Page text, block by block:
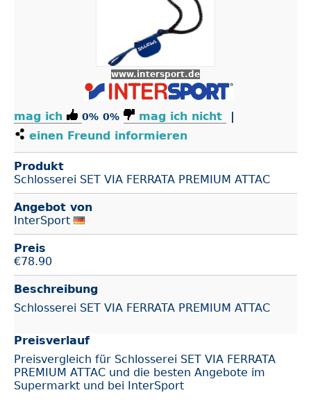
www.intersport.de
mag ich 0% 0% mag ich nicht
|
einen Freund informieren
Produkt
Schlosserei SET VIA FERRATA PREMIUM ATTAC
Angebot von
InterSport
Preis
€78.90
Beschreibung
Schlosserei SET VIA FERRATA PREMIUM ATTAC
Preisverlauf
Preisvergleich für Schlosserei SET VIA FERRATA
PREMIUM ATTAC und die besten Angebote im
Supermarkt und bei InterSport